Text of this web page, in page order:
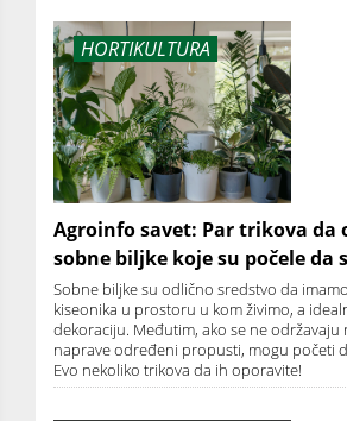
HORTIKULTURA
Agroinfo savet: Par trikova da
sobne biljke koje su počele da
Sobne biljke su odlično sredstvo da
kiseonika u prostoru u kom živimo, a
dekoraciju. Međutim, ako se ne održavaju
naprave određeni propusti, mogu početi
Evo nekoliko trikova da ih oporavite!